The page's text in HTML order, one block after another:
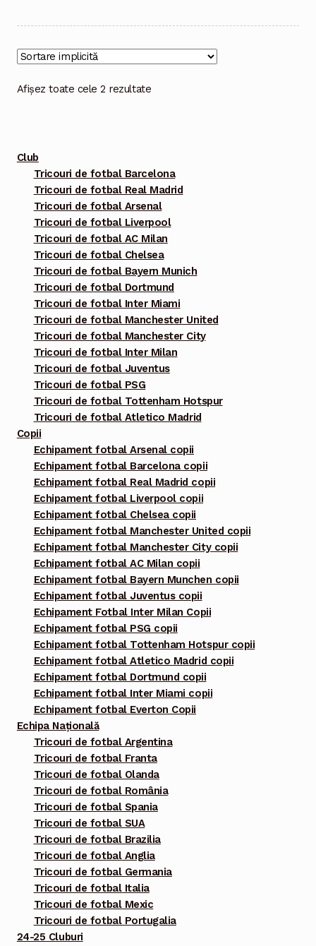
mai
Afișez toate cele 2 rezultate
Club
Tricouri de fotbal Barcelona
Tricouri de fotbal Real Madrid
Tricouri de fotbal Arsenal
Tricouri de fotbal Liverpool
Tricouri de fotbal AC Milan
Tricouri de fotbal Chelsea
Tricouri de fotbal Bayern Munich
Tricouri de fotbal Dortmund
Tricouri de fotbal Inter Miami
Tricouri de fotbal Manchester United
Tricouri de fotbal Manchester City
Tricouri de fotbal Inter Milan
Tricouri de fotbal Juventus
Tricouri de fotbal PSG
Tricouri de fotbal Tottenham Hotspur
Tricouri de fotbal Atletico Madrid
Copii
Echipament fotbal Arsenal copii
Echipament fotbal Barcelona copii
Echipament fotbal Real Madrid copii
Echipament fotbal Liverpool copii
Echipament fotbal Chelsea copii
Echipament fotbal Manchester United copii
Echipament fotbal Manchester City copii
Echipament fotbal AC Milan copii
Echipament fotbal Bayern Munchen copii
Echipament fotbal Juventus copii
Echipament Fotbal Inter Milan Copii
Echipament fotbal PSG copii
Echipament fotbal Tottenham Hotspur copii
Echipament fotbal Atletico Madrid copii
Echipament fotbal Dortmund copii
Echipament fotbal Inter Miami copii
Echipament fotbal Everton Copii
Echipa Națională
Tricouri de fotbal Argentina
Tricouri de fotbal Franta
Tricouri de fotbal Olanda
Tricouri de fotbal România
Tricouri de fotbal Spania
Tricouri de fotbal SUA
Tricouri de fotbal Brazilia
Tricouri de fotbal Anglia
Tricouri de fotbal Germania
Tricouri de fotbal Italia
Tricouri de fotbal Mexic
Tricouri de fotbal Portugalia
24-25 Cluburi